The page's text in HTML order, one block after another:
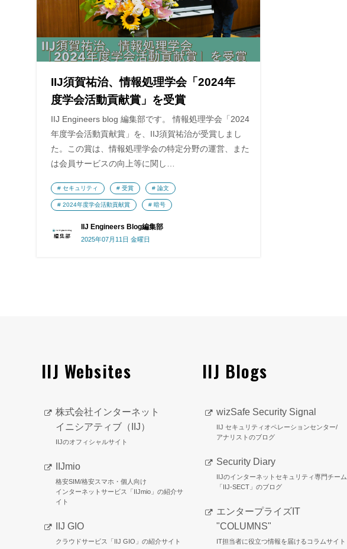
IIJ須賀祐治、情報処理学会「2024年
度学会活動貢献賞」を受賞
IIJ Engineers blog 編集部です。 情報処理学会「2024
年度学会活動貢献賞」を、IIJ須賀祐治が受賞しまし
た。この賞は、情報処理学会の特定分野の運営、また
は会員サービスの向上等に関し…
IIJ Engineers Blog編集部
2025年07月11日 金曜日
セキュリティ 受賞 論文
2024年度学会活動貢献賞 暗号
IIJ Websites
株式会社インターネット
イニシアティブ（IIJ）
IIJのオフィシャルサイト
IIJmio
格安SIM/格安スマホ・個人向け
インターネットサービス「IIJmio」の紹介サ
イト
IIJ GIO
クラウドサービス「IIJ GIO」の紹介サイト
IIJ Blogs
wizSafe Security Signal
IIJ セキュリティオペレーションセンター/
アナリストのブログ
Security Diary
IIJのインターネットセキュリティ専門チーム
「IIJ-SECT」のブログ
エンタープライズIT
"COLUMNS"
IT担当者に役立つ情報を届けるコラムサイト